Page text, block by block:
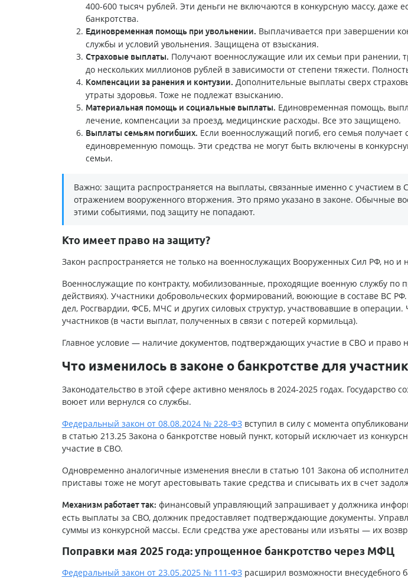
400-600 тысяч рублей. Эти деньги не включаются в конкурсную массу, даже
банкротства.
Единовременная помощь при увольнении. Выплачивается при завершении
службы и условий увольнения. Защищена от взыскания.
Страховые выплаты. Получают военнослужащие или их семьи при ранении,
до нескольких миллионов рублей в зависимости от степени тяжести.
Компенсации за ранения и контузии. Дополнительные выплаты сверх
утраты здоровья. Тоже не подлежат взысканию.
Материальная помощь и социальные выплаты. Единовременная помощь,
лечение, компенсации за проезд, медицинские расходы. Все это защищено.
Выплаты семьям погибших. Если военнослужащий погиб, его семья получает
единовременную помощь. Эти средства не могут быть включены в
семьи.
Важно: защита распространяется на выплаты, связанные именно с участием в
отражением вооруженного вторжения. Это прямо указано в законе. Обычные
этими событиями, под защиту не попадают.
Кто имеет право на защиту?
Закон распространяется не только на военнослужащих Вооруженных Сил РФ, но и
Военнослужащие по контракту, мобилизованные, проходящие военную службу по
действиях). Участники добровольческих формирований, воюющие в составе ВС
дел, Росгвардии, ФСБ, МЧС и других силовых структур, участвовавшие в
участников (в части выплат, полученных в связи с потерей кормильца).
Главное условие — наличие документов, подтверждающих участие в СВО и право
Что изменилось в законе о банкротстве для
Законодательство в этой сфере активно менялось в 2024-2025 годах. Государство
воюет или вернулся со службы.
Федеральный закон от 08.08.2024 № 228-ФЗвступил в силу с момента
в статью 213.25 Закона о банкротстве новый пункт, который исключает из
участие в СВО.
Одновременно аналогичные изменения внесли в статью 101 Закона об
приставы тоже не могут арестовывать такие средства и списывать их в счет
Механизм работает так: финансовый управляющий запрашивает у должника
есть выплаты за СВО, должник предоставляет подтверждающие документы.
суммы из конкурсной массы. Если средства уже арестованы или изъяты — их
Поправки мая 2025 года: упрощенное банкротство через МФЦ
Федеральный закон от 23.05.2025 № 111-ФЗрасширил возможности внесудебного